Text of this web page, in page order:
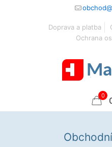
Doprava a platba
Ochrana
0